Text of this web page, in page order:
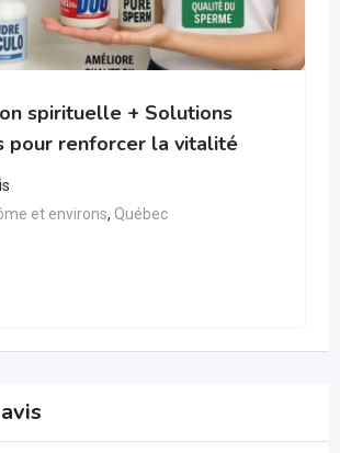
spirituelle + Solutions
pour renforcer la vitalité
et environs, Québec